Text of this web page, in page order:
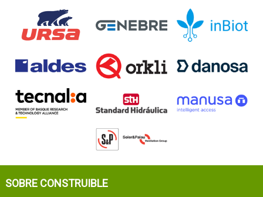
SOBRE CONSTRUIBLE